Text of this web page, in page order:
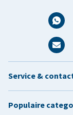
Service &
Populaire